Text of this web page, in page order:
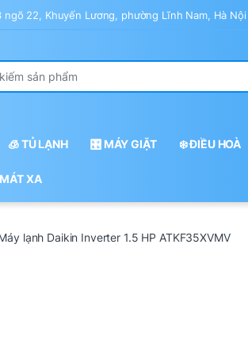
ngõ 22, Khuyến Lương, phường Lĩnh Nam, Hà Nội
🧊 TỦ LẠNH 🎛️ MÁY GIẶT ❄️ ĐIỀU HOÀ
XA
lạnh Daikin Inverter 1.5 HP ATKF35XVMV